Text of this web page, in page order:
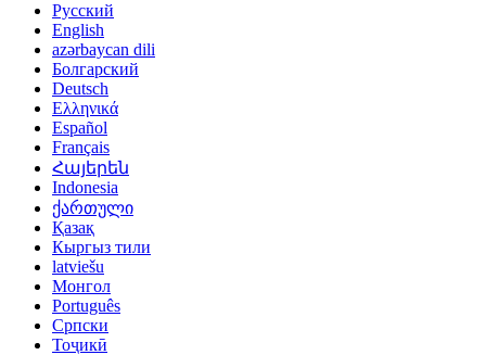
Русский
English
azərbaycan dili
Болгарский
Deutsch
Ελληνικά
Español
Français
Հայերեն
Indonesia
ქართული
Қазақ
Кыргыз тили
latviešu
Монгол
Português
Српски
Тоҷикӣ